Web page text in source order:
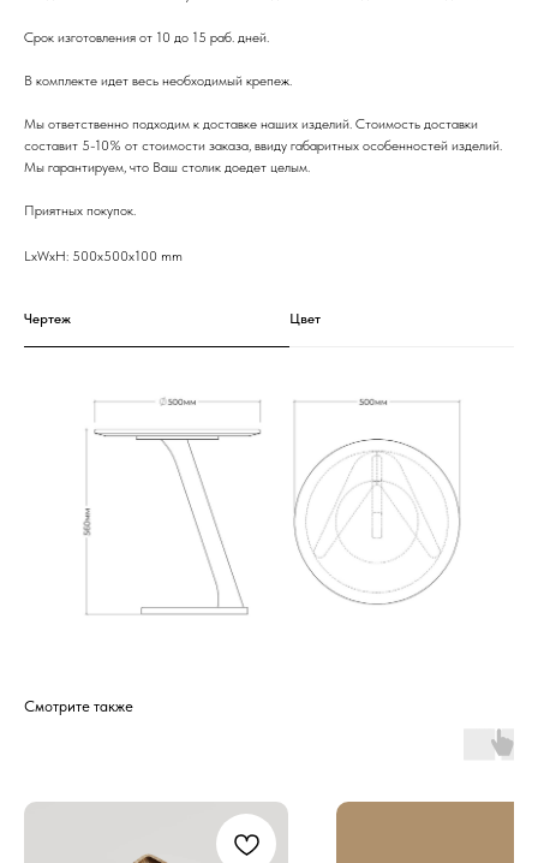
Срок изготовления от 10 до 15 раб. дней.
В комплекте идет весь необходимый крепеж.
Мы ответственно подходим к доставке наших изделий. Стоимость доставки
составит 5-10% от стоимости заказа, ввиду габаритных особенностей изделий.
Мы гарантируем, что Ваш столик доедет целым.
Приятных покупок.
LxWxH: 500x500x100 mm
Чертеж Цвет
Смотрите также